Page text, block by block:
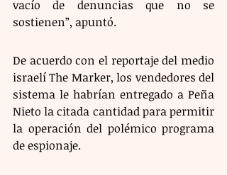
vacío de denuncias que no se
sostienen”, apuntó.
De acuerdo con el reportaje del medio
israelí The Marker, los vendedores del
sistema le habrían entregado a Peña
Nieto la citada cantidad para permitir
la operación del polémico programa
de espionaje.